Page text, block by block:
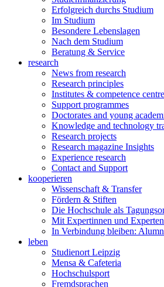
Erfolgreich durchs Studium
Im Studium
Besondere Lebenslagen
Nach dem Studium
Beratung & Service
research
News from research
Research principles
Institutes & competence
Support programmes
Doctorates and young
Knowledge and technology
Research projects
Research magazine Insights
Experience research
Contact and Support
kooperieren
Wissenschaft & Transfer
Fördern & Stiften
Die Hochschule als
Mit Expertinnen und
In Verbindung bleiben:
leben
Studienort Leipzig
Mensa & Cafeteria
Hochschulsport
Fremdsprachen